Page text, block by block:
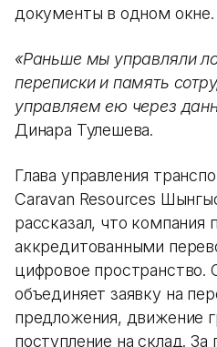
документы в одном окне.
«Раньше мы управляли
переписки и память
управляем ею через
Динара Тулешева.
Глава управления
Caravan Resources
рассказал, что компания
аккредитованными
цифровое пространство.
объединяет заявку на
предложения, движение
поступление на склад. За